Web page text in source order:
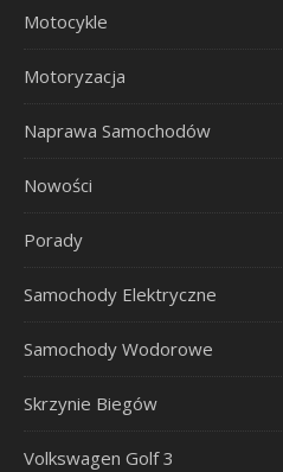
Motocykle
Motoryzacja
Naprawa Samochodów
Nowości
Porady
Samochody Elektryczne
Samochody Wodorowe
Skrzynie Biegów
Volkswagen Golf 3